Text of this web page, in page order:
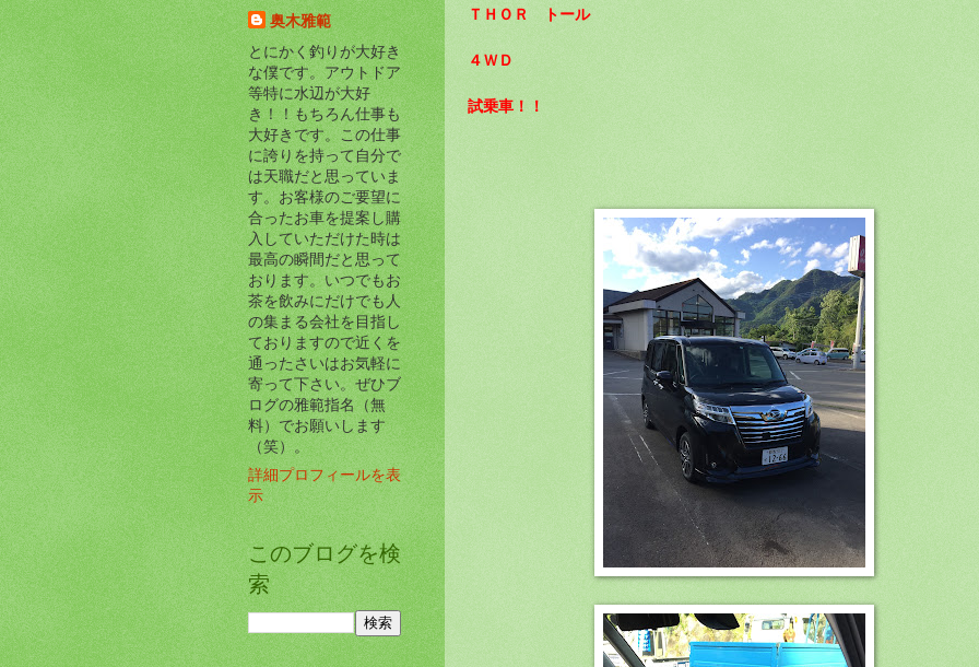
ＴＨＯＲ トール
４ＷＤ
試乗車！！
奥木雅範
とにかく釣りが大好き
な僕です。アウトドア
等特に水辺が大好
き！！もちろん仕事も
大好きです。この仕事
に誇りを持って自分で
は天職だと思っていま
す。お客様のご要望に
合ったお車を提案し購
入していただけた時は
最高の瞬間だと思って
おります。いつでもお
茶を飲みにだけでも人
の集まる会社を目指し
ておりますので近くを
通ったさいはお気軽に
寄って下さい。ぜひブ
ログの雅範指名（無
料）でお願いします
（笑）。
詳細プロフィールを表
示
このブログを検
索